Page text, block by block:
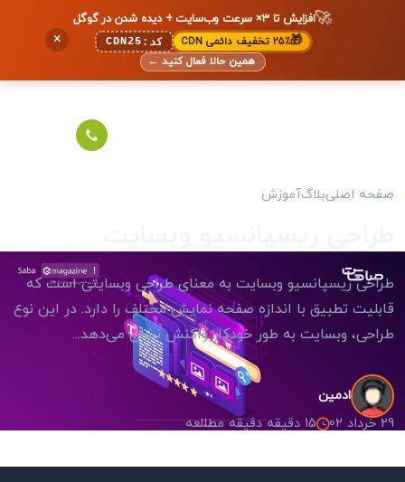
🚀افزایش تا ۳× سرعت وب‌سایت + دیده شدن در گوگل
🎁۲۵٪ تخفیف دائمی CDN کد: CDN25
همین حالا فعال کنید ←
×
صفحه اصلیبلاگآموزش
طراحی ریسپانسیو وبسایت به معنای طراحی وبسایتی است که
قابلیت تطبیق با اندازه صفحه نمایش مختلف را دارد. در این نوع
طراحی، وبسایت به طور خودکار واکنش نشان می‌دهد...
ادمین
29 خرداد 02 15 دقیقه دقیقه مطالعه